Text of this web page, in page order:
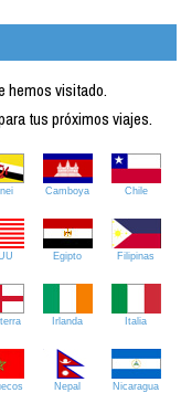
hemos visitado.
tus próximos viajes.
Camboya Chile
Egipto Filipinas
Irlanda Italia
Nepal Nicaragua